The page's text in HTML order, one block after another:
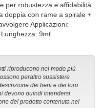
per robustezza e affidabilità
doppia con rame a spirale +
Applicazioni:
9mt
riproducono nel modo più
peraltro sussistere
dei beni e dei loro
devono quindi intendersi
del prodotto contenuta nel